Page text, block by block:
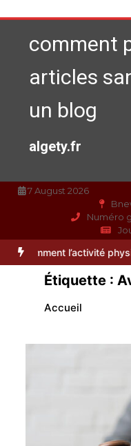
au
contenucomment
articles
un blog
algety.fr
7 August 2026
Numéro
physique dynamise
Étiquette :
Accueil